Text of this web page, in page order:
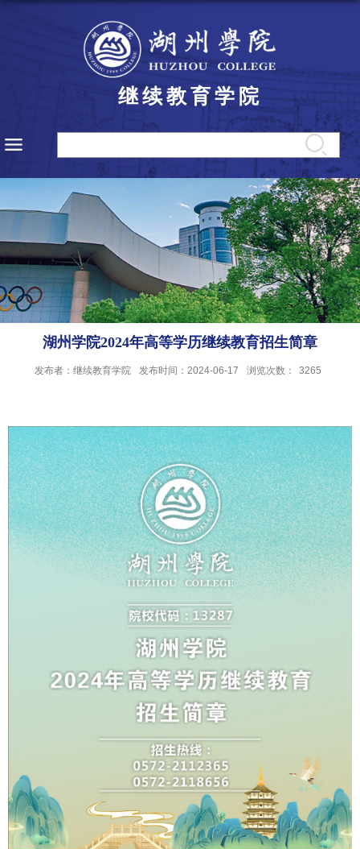
继续教育学院
湖州学院2024年高等学历继续教育招生简章
发布者：继续教育学院 发布时间：2024-06-17 浏览次数： 3265